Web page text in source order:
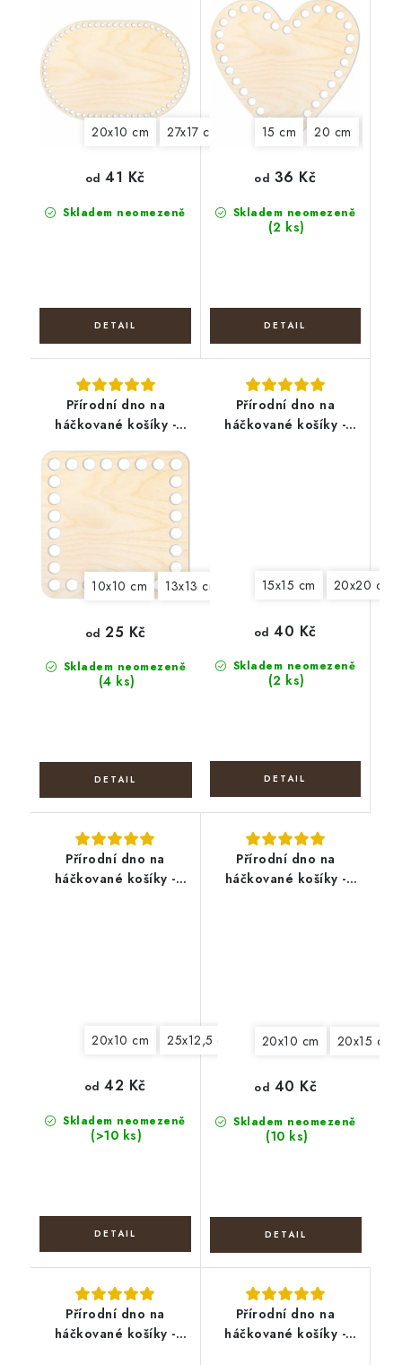
20x10 cm 27x17 cm 30x15 cm 30x20 cm
Skladem neomezeně
od 41 Kč
15 cm 20 cm
Skladem neomezeně
(2 ks)
od 36 Kč
Přírodní dno na
háčkované košíky -
10x10 cm 13x13 cm 15x15 cm 18x18 cm
Skladem neomezeně
(4 ks)
od 25 Kč
Přírodní dno na
háčkované košíky -
15x15 cm 20x20 cm
Skladem neomezeně
(2 ks)
od 40 Kč
Přírodní dno na
háčkované košíky -
20x10 cm 25x12,5 cm 30x15 cm
Skladem neomezeně
(>10 ks)
od 42 Kč
Přírodní dno na
háčkované košíky -
20x10 cm 20x15 cm
Skladem neomezeně
(10 ks)
od 40 Kč
Přírodní dno na
háčkované košíky -
Přírodní dno na
háčkované košíky -